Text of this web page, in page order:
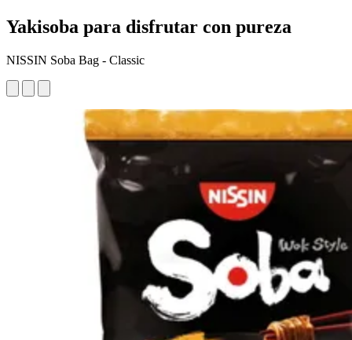
Yakisoba para disfrutar con pureza
NISSIN Soba Bag - Classic